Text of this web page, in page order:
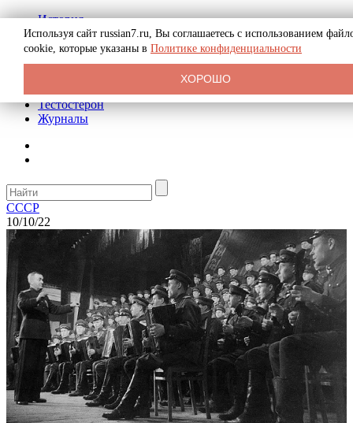
История
Биография
Криминал
Реклама на сайте
Тестостерон
Журналы
СССР
10/10/22
Используя сайт russian7.ru, Вы соглашаетесь с использованием
cookie, которые указаны в Политике конфиденциальности
ХОРОШО